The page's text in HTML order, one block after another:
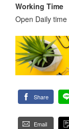
Working Time
Open Daily
Share
Email